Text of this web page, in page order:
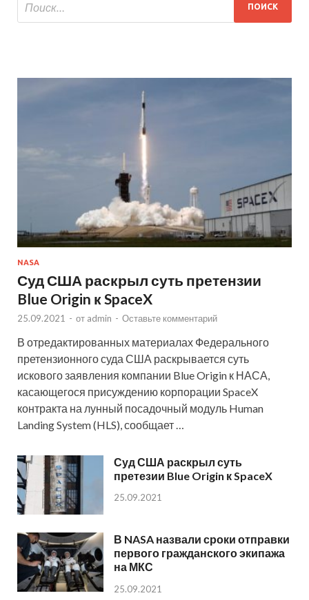
NASA
Суд США раскрыл суть претензии
Blue Origin к SpaceX
25.09.2021 - от admin - Оставьте комментарий
В отредактированных материалах Федерального
претензионного суда США раскрывается суть
искового заявления компании Blue Origin к НАСА,
касающегося присуждению корпорации SpaceX
контракта на лунный посадочный модуль Human
Landing System (HLS), сообщает …
Суд США раскрыл суть
претезии Blue Origin к SpaceX
25.09.2021
В NASA назвали сроки отправки
первого гражданского экипажа
на МКС
25.09.2021